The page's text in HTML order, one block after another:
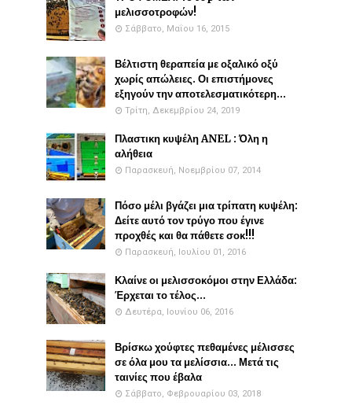
μελισσοτροφών!
Σάββατο, Μαΐου 16, 2015
Βέλτιστη θεραπεία με οξαλικό οξύ
χωρίς απώλειες. Οι επιστήμονες
εξηγούν την αποτελεσματικότερη...
Τρίτη, Δεκεμβρίου 24, 2019
Πλαστικη κυψέλη ANEL : Όλη η
αλήθεια
Παρασκευή, Νοεμβρίου 07, 2014
Πόσο μέλι βγάζει μια τρίπατη κυψέλη:
Δείτε αυτό τον τρύγο που έγινε
προχθές και θα πάθετε σοκ!!!
Παρασκευή, Ιουλίου 01, 2016
Κλαίνε οι μελισσοκόμοι στην Ελλάδα:
Έρχεται το τέλος...
Δευτέρα, Ιουνίου 06, 2016
Βρίσκω χούφτες πεθαμένες μέλισσες
σε όλα μου τα μελίσσια... Μετά τις
ταινίες που έβαλα
Σάββατο, Φεβρουαρίου 03, 2018